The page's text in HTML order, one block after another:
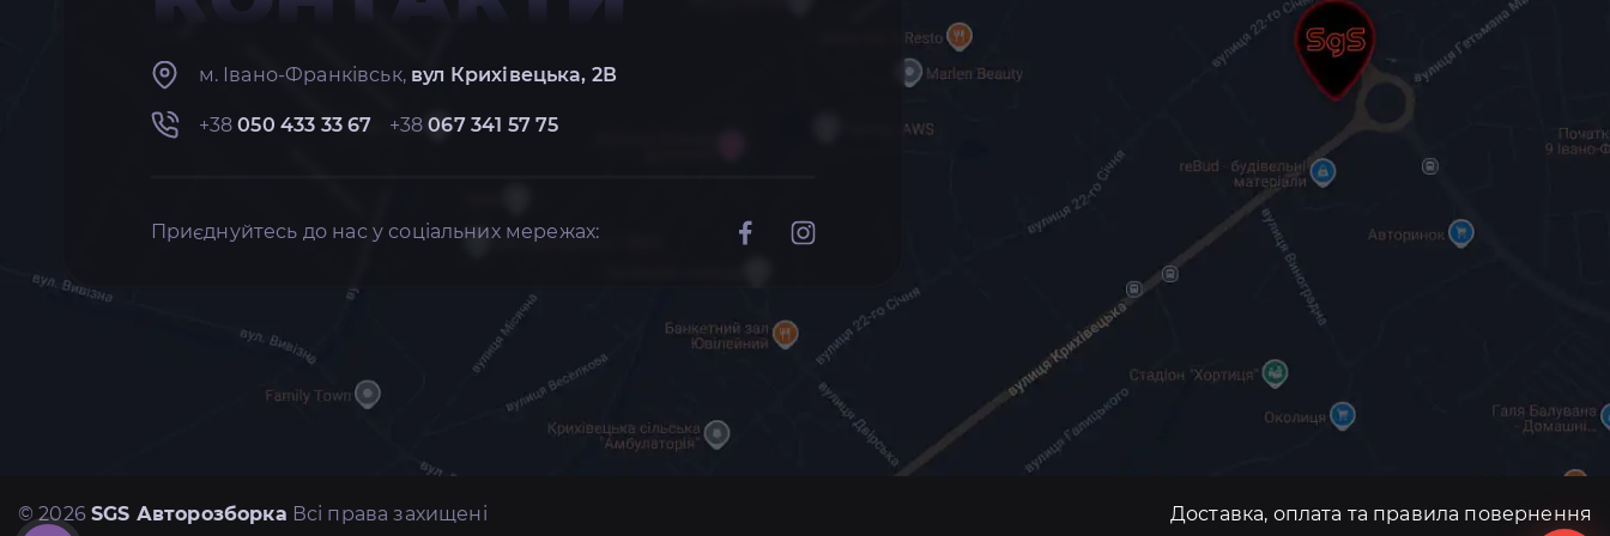
м. Івано-Франківськ, вул Крихівецька, 2В
+38050 433 33 67 +38067 341 57 75
Приєднуйтесь до нас у соціальних мережах:
© 2026SGS Авторозборка Всі права захищені Доставка, оплата та правила повернення